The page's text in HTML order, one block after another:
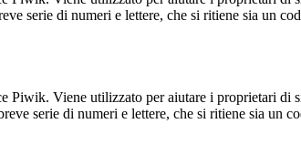
serie di numeri e lettere, che si ritiene sia un
Piwik. Viene utilizzato per aiutare i proprietari
serie di numeri e lettere, che si ritiene sia un